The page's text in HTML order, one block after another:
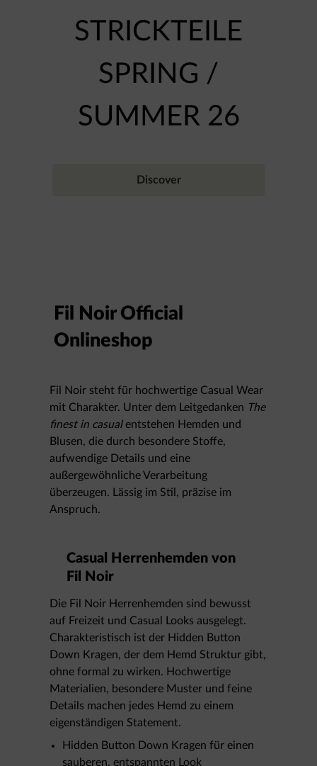
STRICKTEILE
SPRING /
SUMMER 26
Discover
Fil Noir Official
Onlineshop
Fil Noir steht für hochwertige Casual Wear
mit Charakter. Unter dem Leitgedanken The
finest in casualentstehen Hemden und
Blusen, die durch besondere Stoffe,
aufwendige Details und eine
außergewöhnliche Verarbeitung
überzeugen. Lässig im Stil, präzise im
Anspruch.
Casual Herrenhemden von
Fil Noir
Die Fil Noir Herrenhemden sind bewusst
auf Freizeit und Casual Looks ausgelegt.
Charakteristisch ist der Hidden Button
Down Kragen, der dem Hemd Struktur gibt,
ohne formal zu wirken. Hochwertige
Materialien, besondere Muster und feine
Details machen jedes Hemd zu einem
eigenständigen Statement.
Hidden Button Down Kragen für einen
sauberen, entspannten Look